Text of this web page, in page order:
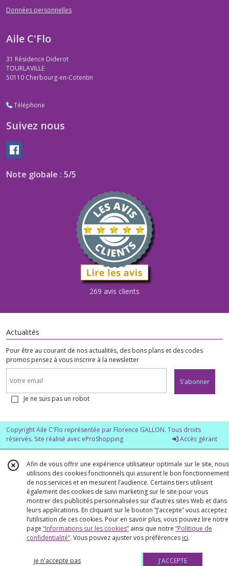
Données personnelles
Aile C'Flo
31 Résidence Diderot
TOURLAVILLE
50110 Cherbourg-en-Cotentin
Téléphone
Suivez nous
Note globale : 5/5
269 avis clients
Actualités
Pour être au courant de nos actualités, des bons plans et des codes
promos pensez à vous inscrire à la newsletter
S'abonner
Je ne suis pas un robot
Copyright Aile C'Flo représentée par Florence GALLON. Tous droits
réservés. Site réalisé avec eProShopping Accès gérant
Afin de vous offrir une expérience utilisateur optimale sur le site, nous
utilisons des cookies fonctionnels qui assurent le bon fonctionnement
de nos services et en mesurent l’audience. Certains tiers utilisent
également des cookies de suivi marketing sur le site pour vous
montrer des publicités personnalisées sur d’autres sites Web et dans
leurs applications. En cliquant sur le bouton “J’accepte” vous acceptez
l’utilisation de ces cookies. Pour en savoir plus, vous pouvez lire notre
page “Informations sur les cookies” ainsi que notre “Politique de
confidentialité“. Vous pouvez ajuster vos préférences ici.
je n'accepte pas J'ACCEPTE